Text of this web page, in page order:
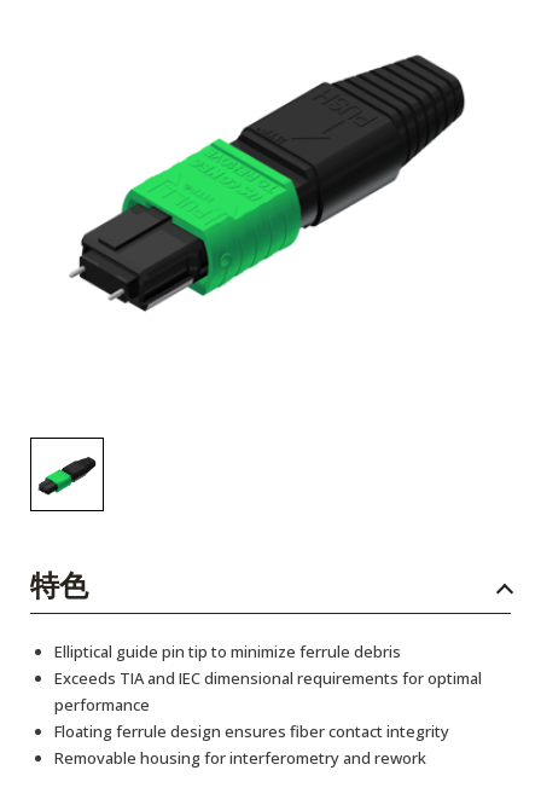
特色
Elliptical guide pin tip to minimize ferrule debris
Exceeds TIA and IEC dimensional requirements for optimal
performance
Floating ferrule design ensures fiber contact integrity
Removable housing for interferometry and rework